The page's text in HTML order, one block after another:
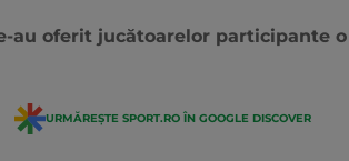
au oferit jucătoarelor participante
URMĂREȘTE SPORT.RO ÎN GOOGLE DISCOVER